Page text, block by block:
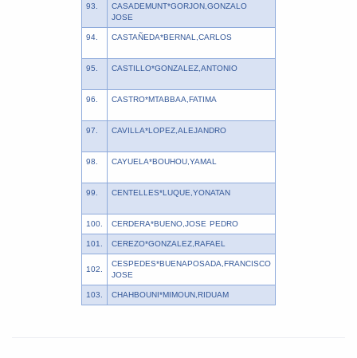
93.
CASADEMUNT*GORJON,GONZALO
JOSE
94. CASTAÑEDA*BERNAL,CARLOS
95. CASTILLO*GONZALEZ,ANTONIO
96. CASTRO*MTABBAA,FATIMA
97. CAVILLA*LOPEZ,ALEJANDRO
98. CAYUELA*BOUHOU,YAMAL
99. CENTELLES*LUQUE,YONATAN
100. CERDERA*BUENO,JOSE PEDRO
101. CEREZO*GONZALEZ,RAFAEL
102.
CESPEDES*BUENAPOSADA,FRANCISCO
JOSE
103. CHAHBOUNI*MIMOUN,RIDUAM